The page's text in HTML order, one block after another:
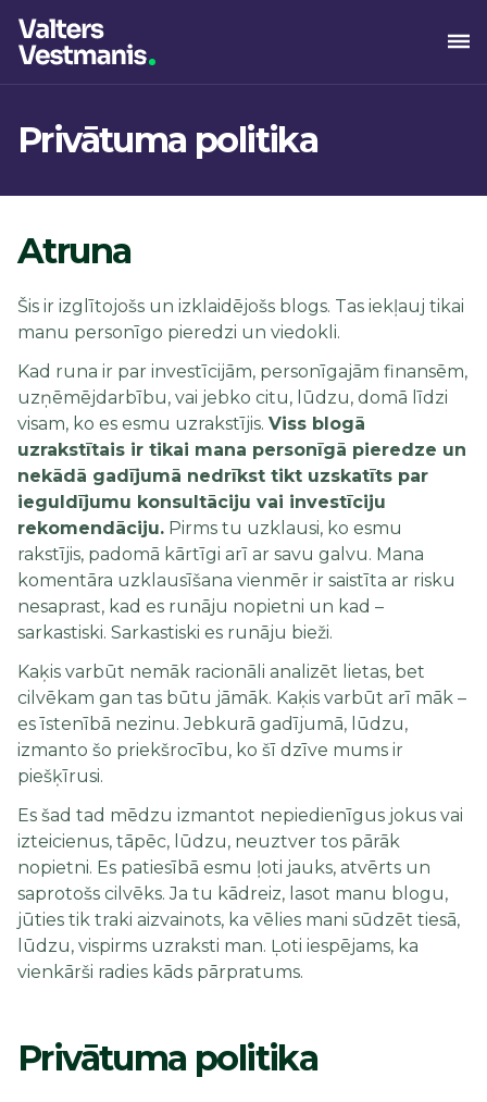
Privātuma politika
Atruna
Šis ir izglītojošs un izklaidējošs blogs. Tas iekļauj tikai
manu personīgo pieredzi un viedokli.
Kad runa ir par investīcijām, personīgajām finansēm,
uzņēmējdarbību, vai jebko citu, lūdzu, domā līdzi
visam, ko es esmu uzrakstījis. Viss blogā
uzrakstītais ir tikai mana personīgā pieredze un
nekādā gadījumā nedrīkst tikt uzskatīts par
ieguldījumu konsultāciju vai investīciju
rekomendāciju. Pirms tu uzklausi, ko esmu
rakstījis, padomā kārtīgi arī ar savu galvu. Mana
komentāra uzklausīšana vienmēr ir saistīta ar risku
nesaprast, kad es runāju nopietni un kad –
sarkastiski. Sarkastiski es runāju bieži.
Kaķis varbūt nemāk racionāli analizēt lietas, bet
cilvēkam gan tas būtu jāmāk. Kaķis varbūt arī māk –
es īstenībā nezinu. Jebkurā gadījumā, lūdzu,
izmanto šo priekšrocību, ko šī dzīve mums ir
piešķīrusi.
Es šad tad mēdzu izmantot nepiedienīgus jokus vai
izteicienus, tāpēc, lūdzu, neuztver tos pārāk
nopietni. Es patiesībā esmu ļoti jauks, atvērts un
saprotošs cilvēks. Ja tu kādreiz, lasot manu blogu,
jūties tik traki aizvainots, ka vēlies mani sūdzēt tiesā,
lūdzu, vispirms uzraksti man. Ļoti iespējams, ka
vienkārši radies kāds pārpratums.
Privātuma politika